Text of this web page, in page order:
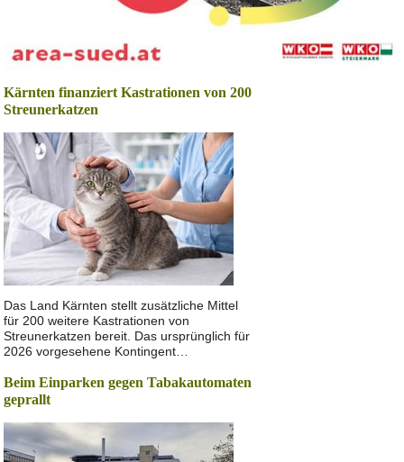
Kärnten finanziert Kastrationen von 200
Streunerkatzen
Das Land Kärnten stellt zusätzliche Mittel
für 200 weitere Kastrationen von
Streunerkatzen bereit. Das ursprünglich für
2026 vorgesehene Kontingent…
Beim Einparken gegen Tabakautomaten
geprallt